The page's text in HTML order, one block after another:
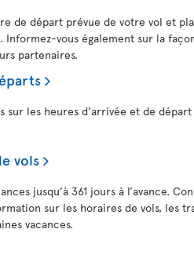
de départ prévue de votre vol et
Informez-vous également sur la
partenaires.
sur les heures d’arrivée et de
vols
jusqu’à 361 jours à l’avance.
sur les horaires de vols, les
vacances.